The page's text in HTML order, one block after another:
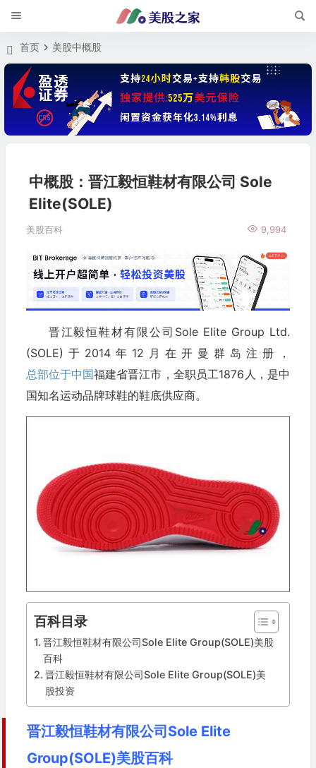
首页 美股中概股
中概股：晋江毅恒鞋材有限公司 Sole
Elite(SOLE)
美股百科 9,994
晋江毅恒鞋材有限公司Sole Elite Group Ltd.
(SOLE)于2014年12月在开曼群岛注册，
总部位于中国福建省晋江市，全职员工1876人，是中
国知名运动品牌球鞋的鞋底供应商。
百科目录
晋江毅恒鞋材有限公司Sole Elite Group(SOLE)美股
百科
晋江毅恒鞋材有限公司Sole Elite Group(SOLE)美
股投资
晋江毅恒鞋材有限公司Sole Elite
Group(SOLE)美股百科